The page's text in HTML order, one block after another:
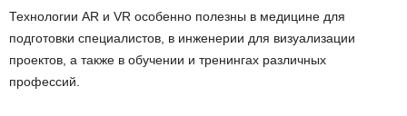
Технологии AR и VR особенно полезны в медицине для
подготовки специалистов, в инженерии для визуализации
проектов, а также в обучении и тренингах различных
профессий.